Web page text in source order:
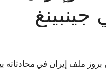
ملف إيران في محادثاته